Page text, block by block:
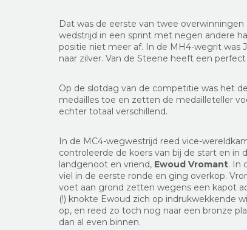
Dat was de eerste van twee
wedstrijd in een sprint met negen andere
positie niet meer af. In de MH4-wegrit was
naar zilver. Van de Steene heeft een
Op de slotdag van de competitie was het
medailles toe en zetten de medailleteller
echter totaal verschillend.
In de MC4-wegwestrijd reed vice-
controleerde de koers van bij de start en in
landgenoot en vriend, Ewoud Vromant. In
viel in de eerste ronde en ging overkop.
voet aan grond zetten wegens een kapot
(!) knokte Ewoud zich op indrukwekkende
op, en reed zo toch nog naar een bronze
dan al even binnen.